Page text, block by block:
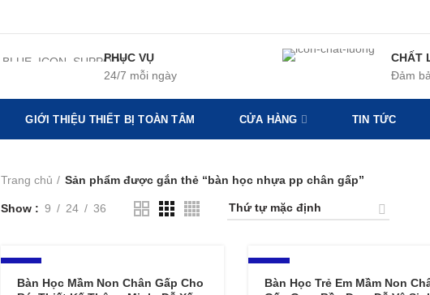
PHỤC VỤ
24/7 mỗi ngày
CHẤT
Đảm
GIỚI THIỆU THIẾT BỊ TOÀN TÂM CỬA HÀNG TIN TỨC
Trang chủ Sản phẩm được gắn thẻ “bàn học nhựa pp chân gấp”
Show 9 24 36
Bàn Học Mầm Non Chân Gấp Cho
Bàn Học Trẻ Em Mầm Non